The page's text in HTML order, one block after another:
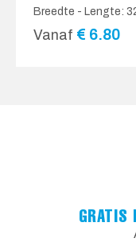
Breedte - Lengte:
Vanaf € 6.80
GRATIS